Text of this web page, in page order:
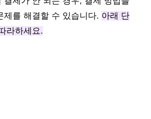
제를 해결할 수 있습니다. 아래 단
라하세요.